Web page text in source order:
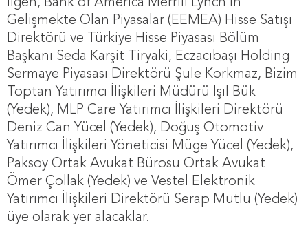
Gelişmekte Olan Piyasalar (EEMEA) Hisse Satışı
Direktörü ve Türkiye Hisse Piyasası Bölüm
Başkanı Seda Karşit Tiryaki, Eczacıbaşı Holding
Sermaye Piyasası Direktörü Şule Korkmaz, Bizim
Toptan Yatırımcı İlişkileri Müdürü Işıl Bük
(Yedek), MLP Care Yatırımcı İlişkileri Direktörü
Deniz Can Yücel (Yedek), Doğuş Otomotiv
Yatırımcı İlişkileri Yöneticisi Müge Yücel (Yedek),
Paksoy Ortak Avukat Bürosu Ortak Avukat
Ömer Çollak (Yedek) ve Vestel Elektronik
Yatırımcı İlişkileri Direktörü Serap Mutlu (Yedek)
üye olarak yer alacaklar.